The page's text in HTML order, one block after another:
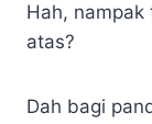
Hah,
atas?
Dah bagi